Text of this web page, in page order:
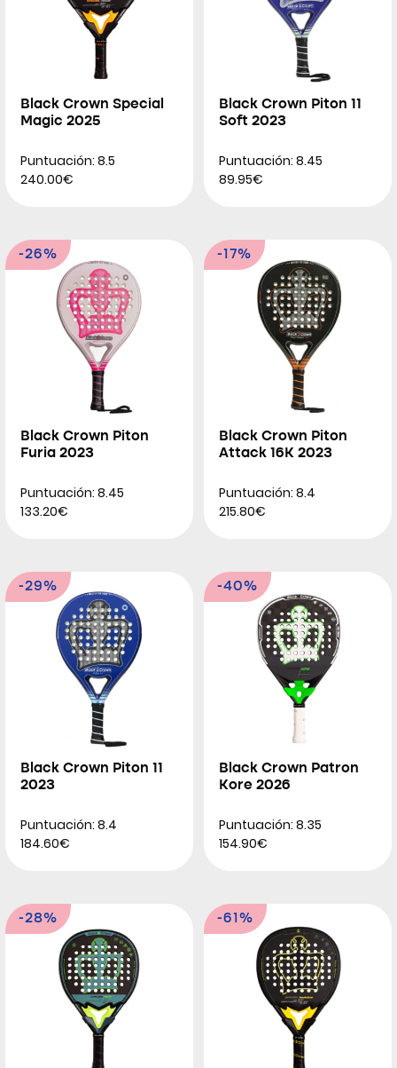
Black Crown Special
Magic 2025
Puntuación: 8.5
240.00€
Black Crown Piton 11
Soft 2023
Puntuación: 8.45
89.95€
-26%
Black Crown Piton
Furia 2023
Puntuación: 8.45
133.20€
-17%
Black Crown Piton
Attack 16K 2023
Puntuación: 8.4
215.80€
-29%
Black Crown Piton 11
2023
Puntuación: 8.4
184.60€
-40%
Black Crown Patron
Kore 2026
Puntuación: 8.35
154.90€
-28% -61%